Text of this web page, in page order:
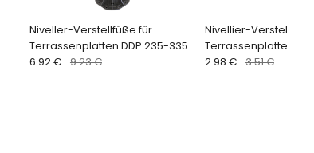
Niveller-Verstellfüße für
Terrassenplatten DDP 235-335
mm (1 Stk.)
6.92 € 9.23 €
Nivellier-
Terrassenplatten
ARKIMEDE
2.98 € 3.51 €